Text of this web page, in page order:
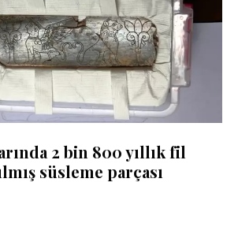
2 bin 800 yıllık fil
süsleme parçası